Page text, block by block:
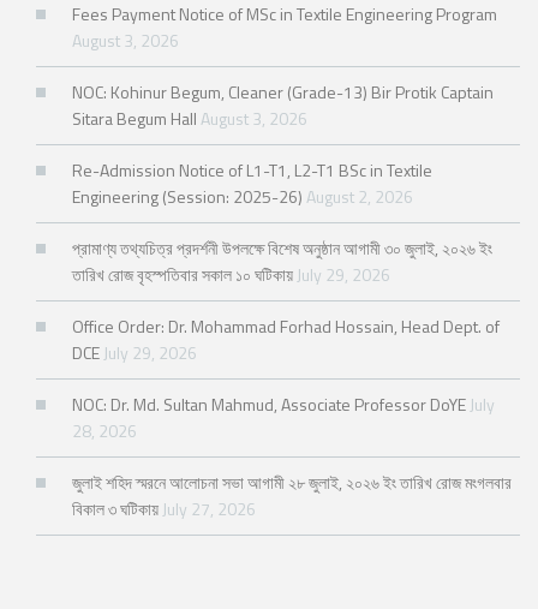
Fees Payment Notice of MSc in Textile Engineering Program
August 3, 2026
NOC: Kohinur Begum, Cleaner (Grade-13) Bir Protik Captain
Sitara Begum HallAugust 3, 2026
Re-Admission Notice of L1-T1, L2-T1 BSc in Textile
Engineering (Session: 2025-26)August 2, 2026
প্রামাণ্য তথ্যচিত্র প্রদর্শনী উপলক্ষে বিশেষ অনুষ্ঠান আগামী ৩০ জুলাই, ২০২৬ ইং
তারিখ রোজ বৃহস্পতিবার সকাল ১০ ঘটিকায় July 29, 2026
Office Order: Dr. Mohammad Forhad Hossain, Head Dept. of
DCE July 29, 2026
NOC: Dr. Md. Sultan Mahmud, Associate Professor DoYE July
28, 2026
জুলাই শহিদ স্মরনে আলোচনা সভা আগামী ২৮ জুলাই, ২০২৬ ইং তারিখ রোজ মংগলবার
বিকাল ৩ ঘটিকায় July 27, 2026